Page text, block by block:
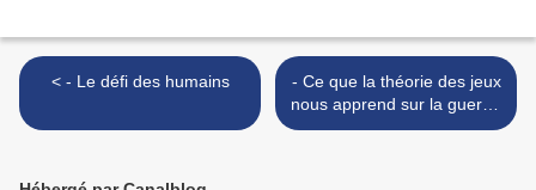
< - Le défi des humains
- Ce que la théorie des jeux
nous apprend sur la guerre,
car "Nous sommes en